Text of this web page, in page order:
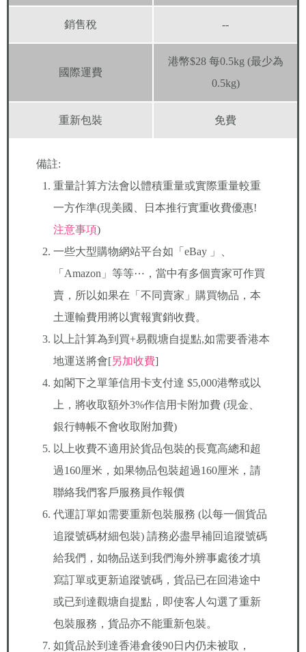
銷售稅 --
國際運費
港幣$28 每0.5kg (最少為
0.5kg)
重新包裝 免費
備註:
重量計算方法會以體積重量或實際重量較重
一方作準(現美國、日本推行實重收費優惠!
注意事項)
一些大型購物網站平台如「eBay 」、
「Amazon」等等⋯，當中有多個賣家可作買
賣，所以如果在「不同賣家」購買物品，本
土運輸費用將以實報實銷收費。
以上計算為到買+易觀塘自提點,如需要香港本
地運送將會[另加收費]
如閣下之單筆信用卡支付達 $5,000港幣或以
上，將收取額外3%作信用卡附加費 (現金、
銀行轉帳不會收取附加費)
以上收費不適用於貨品包裝的長寬高總和超
過160厘米，如果物品包裝超過160厘米，請
聯絡我們客戶服務員作報價
代運訂單如需要重新包裝服務 (以每一個貨品
追蹤號碼材細包裝) 請務必盡早補回追蹤號碼
給我們，如物品送到我們海外辨事處後才填
寫訂單或更新追蹤號碼，貨品已在回港途中
或已到達觀塘自提點，即使客人勾選了重新
包裝服務，貨品亦不能重新包裝。
如貨品於到達香港倉後90日内仍未被取，